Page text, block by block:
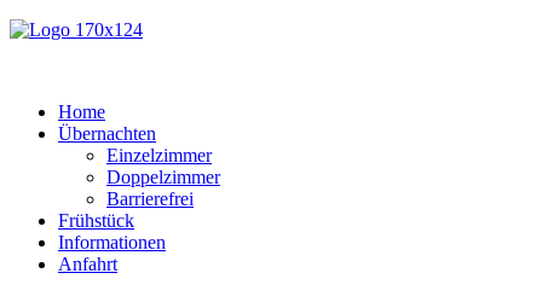
Home
Übernachten
Einzelzimmer
Doppelzimmer
Barrierefrei
Frühstück
Informationen
Anfahrt